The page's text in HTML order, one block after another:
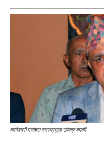
कागेश्वरी मनोहरा नगरप्रमुख उपेन्द्र कार्की